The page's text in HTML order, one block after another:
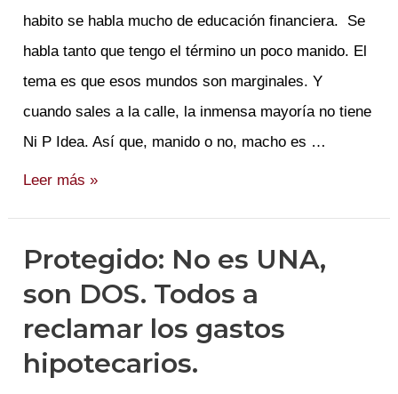
habito se habla mucho de educación financiera. Se
habla tanto que tengo el término un poco manido. El
tema es que esos mundos son marginales. Y
cuando sales a la calle, la inmensa mayoría no tiene
Ni P Idea. Así que, manido o no, macho es …
«Y
sabía…»
Educanciera
Financión.
Leer más »
Protegido: No es UNA,
son DOS. Todos a
reclamar los gastos
hipotecarios.